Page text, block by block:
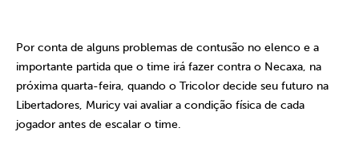
Por conta de alguns problemas de contusão no elenco e a
importante partida que o time irá fazer contra o Necaxa, na
próxima quarta-feira, quando o Tricolor decide seu futuro na
Libertadores, Muricy vai avaliar a condição física de cada
jogador antes de escalar o time.